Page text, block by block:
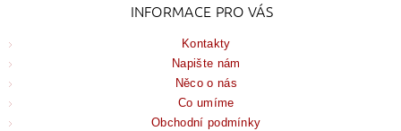
INFORMACE PRO VÁS
Kontakty
Napište nám
Něco o nás
Co umíme
Obchodní podmínky